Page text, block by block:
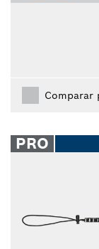
Comparar
PRO